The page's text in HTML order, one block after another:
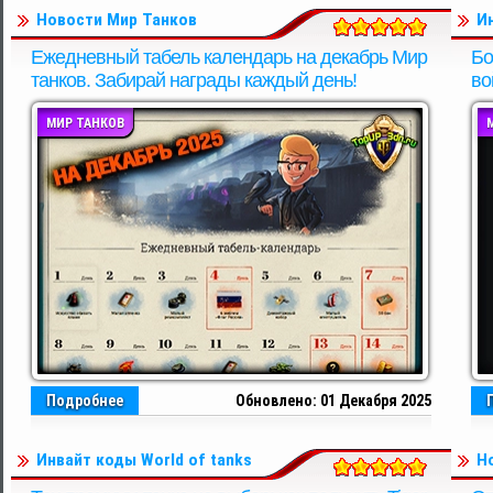
Новости Мир Танков
Ежедневный табель календарь на декабрь Мир
танков. Забирай награды каждый день!
МИР ТАНКОВ
Обновлено: 01 Декабря 2025
Подробнее
Инвайт коды World of tanks